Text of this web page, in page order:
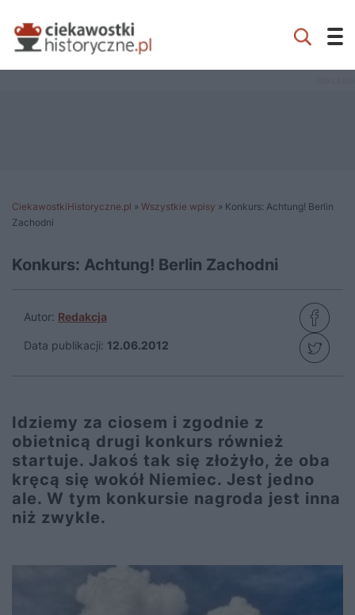
CiekawostkiHistoryczne.pl » Wszystkie wpisy » Konkurs: Achtung! Berlin
Zachodni
Konkurs: Achtung! Berlin Zachodni
Autor: Redakcja
Data publikacji: 12.06.2012
Idziemy za ciosem i zgodnie z
obietnicą drugi konkurs również
startuje. Jakoś tak się złożyło, że oba
kręcą się wokół Niemiec. Jest jedno
ale. W tym konkursie nagroda jest inna
niż zwykle.